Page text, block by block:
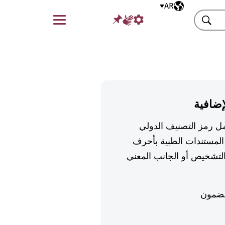
اللغة المختارةAR
قائمة
بحث
رمز التصنيف الدولي
الطبية بأحرف
أو الجانب المعني